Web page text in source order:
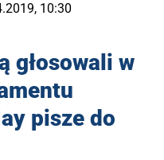
10:30
głosowali w
pisze do